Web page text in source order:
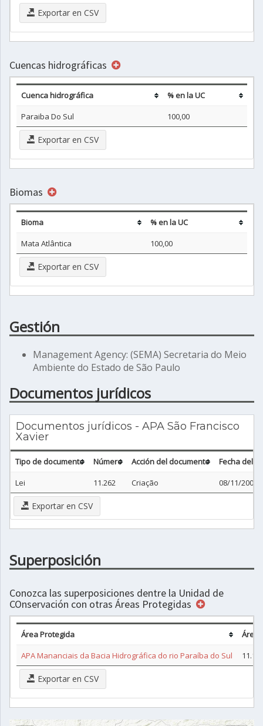
Exportar en CSV
Cuencas hidrográficas
Cuenca hidrográfica
% en la UC
Paraiba Do Sul
100,00
Exportar en CSV
Biomas
Bioma
% en la UC
Mata Atlântica
100,00
Exportar en CSV
Gestión
Management Agency: (SEMA) Secretaria do Meio
Ambiente do Estado de São Paulo
Documentos jurídicos
Documentos jurídicos - APA São Francisco
Xavier
Tipo de documento Número Acción del documento
Fecha del
Lei
11.262 Criação 08/11/2002
Exportar en CSV
Superposición
Conozca las superposiciones dentre la Unidad de
COnservación con otras Áreas Protegidas
Área Protegida
Área
APA Mananciais da Bacia Hidrográfica do rio Paraíba do Sul
Exportar en CSV